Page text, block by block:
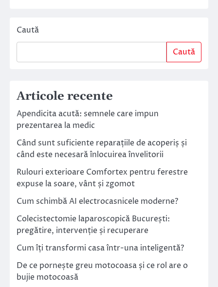
Caută
Caută
Articole recente
Apendicita acută: semnele care impun
prezentarea la medic
Când sunt suficiente reparațiile de acoperiș și
când este necesară înlocuirea învelitorii
Rulouri exterioare Comfortex pentru ferestre
expuse la soare, vânt și zgomot
Cum schimbă AI electrocasnicele moderne?
Colecistectomie laparoscopică București:
pregătire, intervenție și recuperare
Cum îți transformi casa într-una inteligentă?
De ce pornește greu motocoasa și ce rol are o
bujie motocoasă